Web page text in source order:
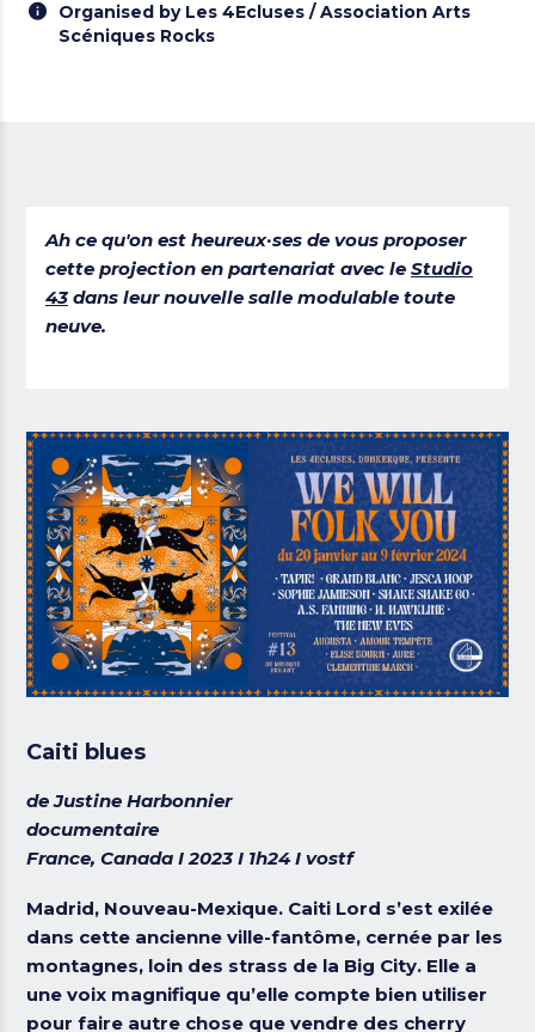
Organised by Les 4Ecluses / Association Arts
Scéniques Rocks
Ah ce qu'on est heureux·ses de vous proposer
cette projection en partenariat avec leStudio
43 dans leur nouvelle salle modulable toute
neuve.
Caiti blues
de Justine Harbonnier
documentaire
France, Canada I 2023 I 1h24 I vostf
Madrid, Nouveau-Mexique. Caiti Lord s’est exilée
dans cette ancienne ville-fantôme, cernée par les
montagnes, loin des strass de la Big City. Elle a
une voix magnifique qu’elle compte bien utiliser
pour faire autre chose que vendre des cherry